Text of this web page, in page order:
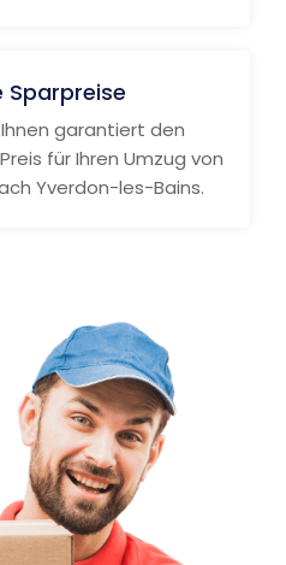
Sparpreise
garantiert den
für Ihren Umzug von
Yverdon-les-Bains.